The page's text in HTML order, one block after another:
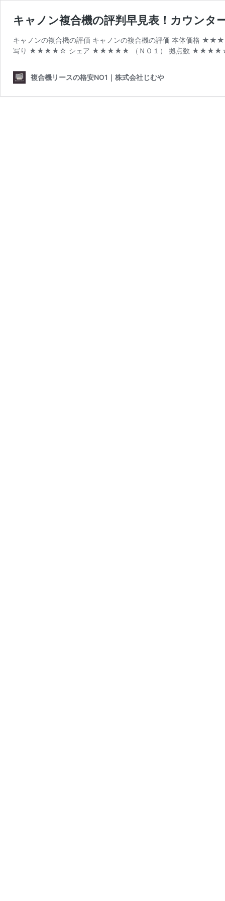
キャノン複合機の評判早見表！カウンタ
キャノンの複合機の評価 キャノンの複合機の評価 本体
写り ★★★★☆ シェア ★★★★★ （ＮＯ１） 拠点数
複合機リースの格安NO1｜株式会社じむや